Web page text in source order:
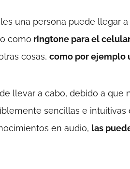
una persona puede llegar
como ringtone para el
cosas, como por ejemplo
llevar a cabo, debido a que
sencillas e
en audio, las